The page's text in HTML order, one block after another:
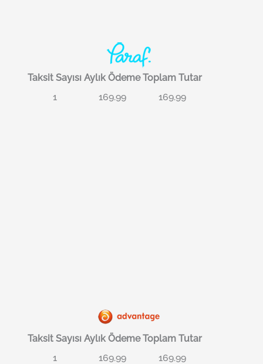
Taksit Sayısı Aylık Ödeme Toplam Tutar
1
169.99 169.99
Taksit Sayısı Aylık Ödeme Toplam Tutar
1
169.99 169.99